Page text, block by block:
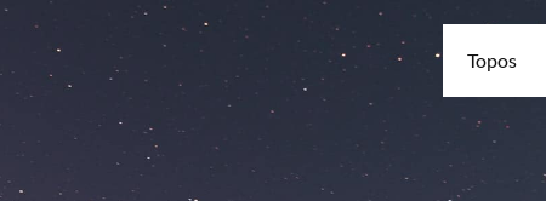
Topos